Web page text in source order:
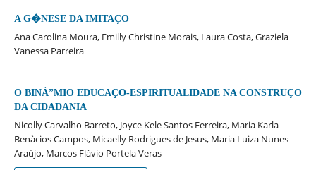
A G�NESE DA IMITAÇO
Ana Carolina Moura, Emilly Christine Morais, Laura Costa, Graziela
Vanessa Parreira
O BINÀ”MIO EDUCAÇO-ESPIRITUALIDADE NA CONSTRUÇO
DA CIDADANIA
Nicolly Carvalho Barreto, Joyce Kele Santos Ferreira, Maria Karla
Benà­cios Campos, Micaelly Rodrigues de Jesus, Maria Luiza Nunes
Araújo, Marcos Flávio Portela Veras